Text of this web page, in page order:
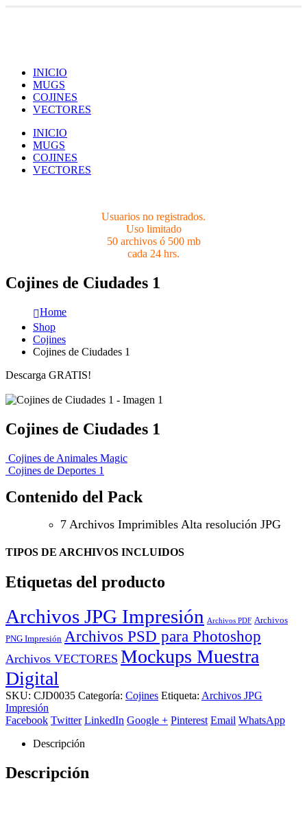
INICIO
MUGS
COJINES
VECTORES
INICIO
MUGS
COJINES
VECTORES
Usuarios no registrados.
Uso limitado
50 archivos ó 500 mb
cada 24 hrs.
Cojines de Ciudades 1
Home
Shop
Cojines
Cojines de Ciudades 1
Descarga GRATIS!
Cojines de Ciudades 1
Cojines de Animales Magic
Cojines de Deportes 1
Contenido del Pack
7 Archivos Imprimibles Alta resolución JPG
TIPOS DE ARCHIVOS INCLUIDOS
Etiquetas del producto
Archivos JPG Impresión Archivos PDF Archivos
PNG Impresión Archivos PSD para Photoshop
Archivos VECTORES Mockups Muestra
Digital
SKU: CJD0035 Categoría: Cojines Etiqueta: Archivos JPG
Impresión
Facebook Twitter LinkedIn Google + Pinterest Email WhatsApp
Descripción
Descripción